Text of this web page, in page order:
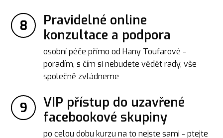
8
Pravidelné online
konzultace a podpora
osobní péče přímo od Hany Toufarové -
poradím, s čím si nebudete vědět rady, vše
společně zvládneme
9
VIP přístup do uzavřené
facebookové skupiny
po celou dobu kurzu na to nejste sami - ptejte